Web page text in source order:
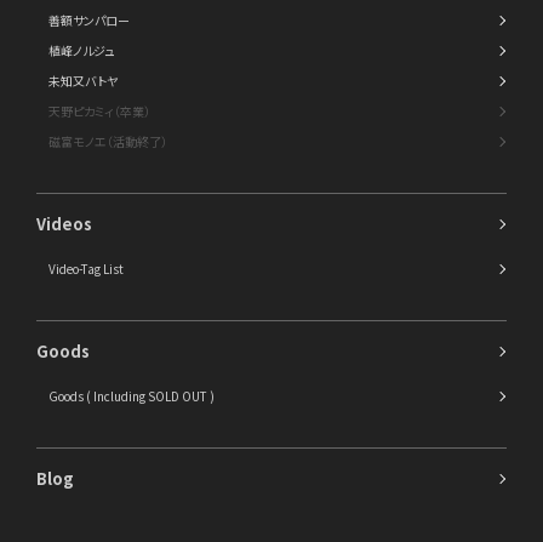
善額サンパロー
植峰ノルジュ
未知又バトヤ
天野ピカミィ（卒業）
磁富モノエ（活動終了）
Videos
Video-Tag List
Goods
Goods ( Including SOLD OUT )
Blog